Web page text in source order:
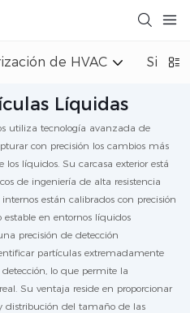
de HVAC
Líquidas
utiliza tecnología avanzada de
con precisión los cambios más
líquidos. Su carcasa exterior está
de ingeniería de alta resistencia
están calibrados con precisión
en entornos líquidos
precisión de detección
partículas extremadamente
lo que permite la
Su ventaja reside en proporcionar
distribución del tamaño de las